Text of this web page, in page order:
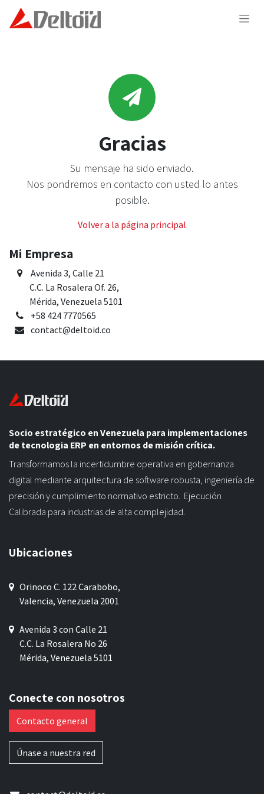
Ir al contenido
Gracias
Su mensaje ha sido enviado.
Nos pondremos en contacto con usted lo antes
posible.
Volver a la página principal
Mi Empresa
Avenida 3, Calle 21
C.C. La Rosalera Of. 26,
Mérida, Venezuela 5101
+58 424 7770565
contact@deltoid.co
Socio estratégico en Venezuela para implementaciones
de tecnologia ERP en entornos de misión crítica.
Transformamos la incertidumbre operativa en gobernanza
digital mediante arquitectura de software robusta, ingeniería de
precisión y cumplimiento normativo estricto. Ejecución
Calibrada para industrias de alta complejidad.
Ubicaciones
Orinoco C. 122 Carabobo,
Valencia, Venezuela 2001
Avenida 3 con Calle 21
C.C. La Rosalera No 26
Mérida, Venezuela 5101
Conecte con nosotros
Contacto general
Únase a nuestra red